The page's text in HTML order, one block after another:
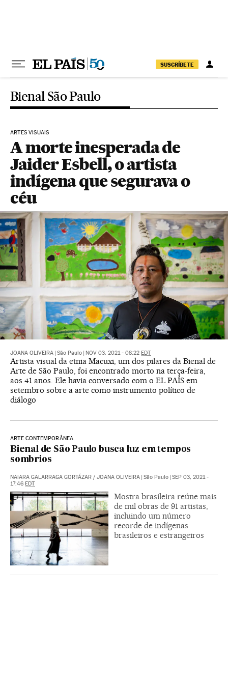
SUSCRÍBETE
Bienal São Paulo
ARTES VISUAIS
A morte inesperada de
Jaider Esbell, o artista
indígena que segurava o
céu
JOANA OLIVEIRA São Paulo NOV 03, 2021 - 08:22 EDT
Artista visual da etnia Macuxi, um dos pilares da Bienal de
Arte de São Paulo, foi encontrado morto na terça-feira,
aos 41 anos. Ele havia conversado com o EL PAÍS em
setembro sobre a arte como instrumento político de
diálogo
ARTE CONTEMPORÂNEA
Bienal de São Paulo busca luz em tempos
sombrios
NAIARA GALARRAGA GORTÁZAR / JOANA OLIVEIRA São Paulo SEP 03, 2021 -
17:46 EDT
Mostra brasileira reúne mais
de mil obras de 91 artistas,
incluindo um número
recorde de indígenas
brasileiros e estrangeiros